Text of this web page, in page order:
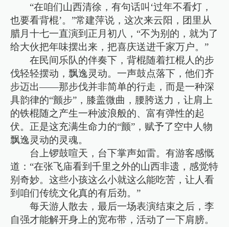
“在咱们山西清徐，有句话叫‘过年不看灯，
也要看背棍’。”常建萍说，这次来云阳，团里从
腊月十七一直演到正月初八，“不为别的，就为了
给大伙把年味摆出来，把喜庆送进千家万户。”
在民间乐队的伴奏下，背棍随着扛棍人的步
伐轻轻摆动，飘逸灵动。一声鼓点落下，他们齐
步迈出——那步伐并非简单的行走，而是一种深
具韵律的“颤步”，膝盖微曲，腰胯送力，让肩上
的铁棍随之产生一种波浪般的、富有弹性的起
伏。正是这充满生命力的“颤”，赋予了空中人物
飘逸灵动的灵魂。
台上锣鼓喧天，台下掌声如雷。有游客感慨
道：“在张飞庙看到千里之外的山西非遗，感觉特
别奇妙。这些小孩这么小就这么能吃苦，让人看
到咱们传统文化真的有后劲。”
每天游人散去，最后一场表演结束之后，李
自强才能解开身上的宽布带，活动了一下肩膀。